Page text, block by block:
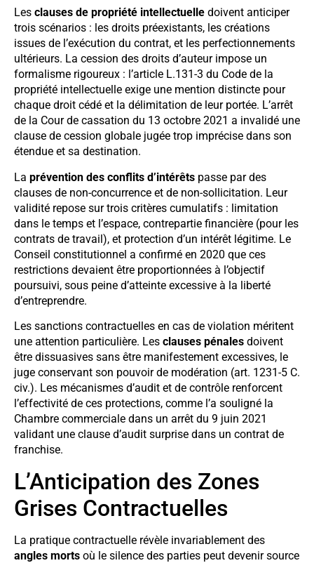
Les clauses de propriété intellectuelle doivent anticiper
trois scénarios : les droits préexistants, les créations
issues de l’exécution du contrat, et les perfectionnements
ultérieurs. La cession des droits d’auteur impose un
formalisme rigoureux : l’article L.131-3 du Code de la
propriété intellectuelle exige une mention distincte pour
chaque droit cédé et la délimitation de leur portée. L’arrêt
de la Cour de cassation du 13 octobre 2021 a invalidé une
clause de cession globale jugée trop imprécise dans son
étendue et sa destination.
La prévention des conflits d’intérêts passe par des
clauses de non-concurrence et de non-sollicitation. Leur
validité repose sur trois critères cumulatifs : limitation
dans le temps et l’espace, contrepartie financière (pour les
contrats de travail), et protection d’un intérêt légitime. Le
Conseil constitutionnel a confirmé en 2020 que ces
restrictions devaient être proportionnées à l’objectif
poursuivi, sous peine d’atteinte excessive à la liberté
d’entreprendre.
Les sanctions contractuelles en cas de violation méritent
une attention particulière. Les clauses pénales doivent
être dissuasives sans être manifestement excessives, le
juge conservant son pouvoir de modération (art. 1231-5 C.
civ.). Les mécanismes d’audit et de contrôle renforcent
l’effectivité de ces protections, comme l’a souligné la
Chambre commerciale dans un arrêt du 9 juin 2021
validant une clause d’audit surprise dans un contrat de
franchise.
L’Anticipation des Zones
Grises Contractuelles
La pratique contractuelle révèle invariablement des
angles morts où le silence des parties peut devenir source